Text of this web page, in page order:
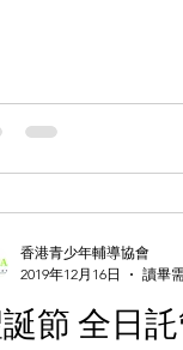
節 全日
香港青少年輔導協會
2019年12月16日
讀畢